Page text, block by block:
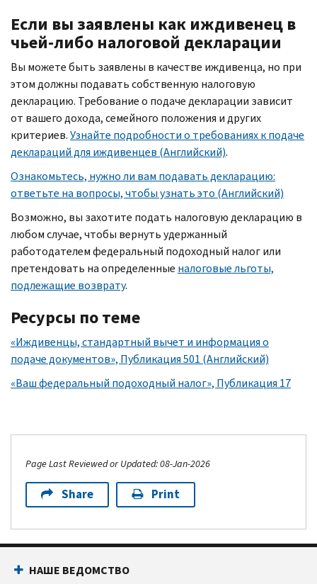
Если вы заявлены как иждивенец в
чьей-либо налоговой декларации
Вы можете быть заявлены в качестве иждивенца, но при
этом должны подавать собственную налоговую
декларацию. Требование о подаче декларации зависит
от вашего дохода, семейного положения и других
критериев.Узнайте подробности о требованиях к подаче
деклараций для иждивенцев (Английский).
Ознакомьтесь, нужно ли вам подавать декларацию:
ответьте на вопросы, чтобы узнать это (Английский)
Возможно, вы захотите подать налоговую декларацию в
любом случае, чтобы вернуть удержанный
работодателем федеральный подоходный налог или
претендовать на определенные налоговые льготы,
подлежащие возврату.
Ресурсы по теме
«Иждивенцы, стандартный вычет и информация о
подаче документов», Публикация 501 (Английский)
«Ваш федеральный подоходный налог», Публикация 17
Page Last Reviewed or Updated: 08-Jan-2026
Share Print
НАШЕ ВЕДОМСТВО